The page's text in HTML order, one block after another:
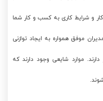
و شرایط کاری به کسب و کار شما
موفق همواره به ایجاد توازنی
موارد شایعی وجود دارند که